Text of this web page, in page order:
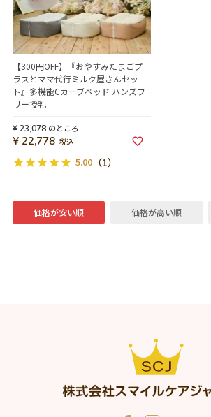
【300円OFF】『おやすみたまごプ
ラスとママ代行ミルク屋さんセッ
ト』多機能Cカーブベッド ハンズフ
リー授乳
¥23,078 のところ
¥ 22,778 税込
5.00（1）
価格が安い順 価格が高い順